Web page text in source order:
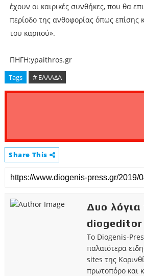
έχουν οι καιρικές συνθήκες, που θα
περίοδο της ανθοφορίας όπως επίσης
του καρπού».
ΠΗΓΗ:ypaithros.gr
Tags # ΕΛΛΑΔΑ
Share This
Δυο λόγια
diogeditor
Το Diogenis-
παλαιότερα
sites της
πρωτοπόρο και